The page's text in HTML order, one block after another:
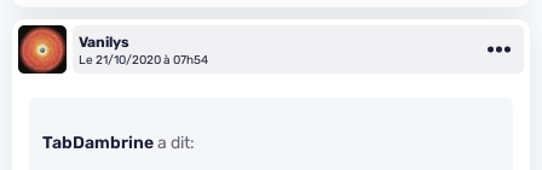
Vanilys
Le 21/10/2020 à 07h54
TabDambrinea dit: